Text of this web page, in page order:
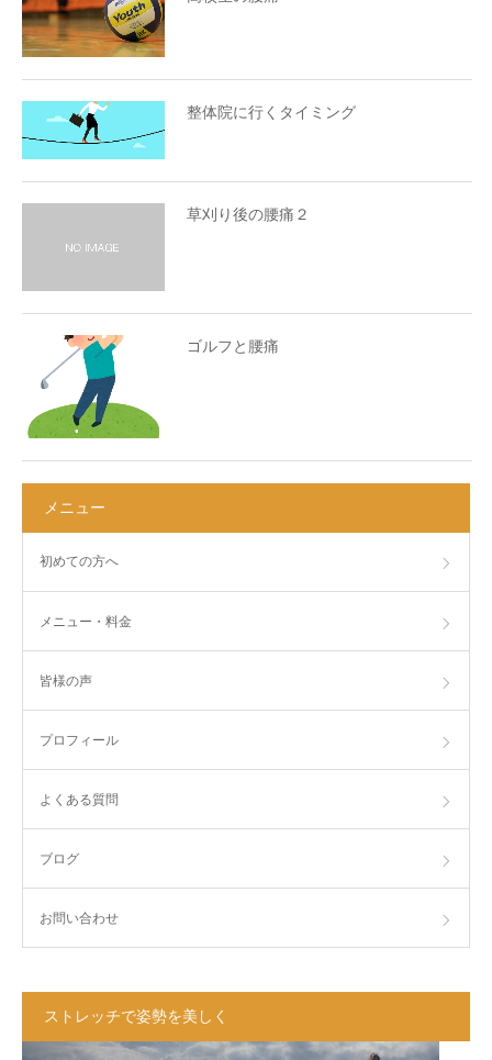
整体院に行くタイミング
草刈り後の腰痛２
ゴルフと腰痛
メニュー
初めての方へ
メニュー・料金
皆様の声
プロフィール
よくある質問
ブログ
お問い合わせ
ストレッチで姿勢を美しく